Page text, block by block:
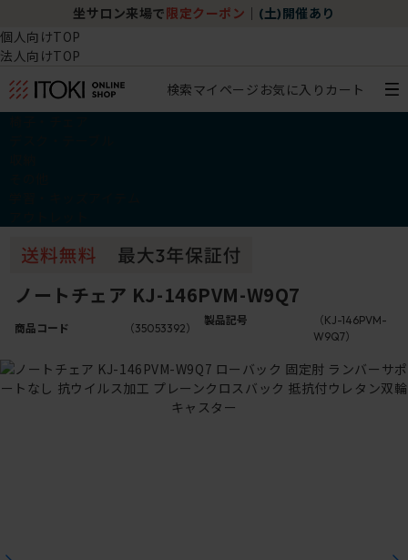
坐サロン来場で 限定クーポン (土)開催あり
個人向けTOP
法人向けTOP
検索マイページ お気に入り カート
ノートチェア KJ-146PVM-W9Q7
商品コード （35053392）
製品記号
（KJ-146PVM-
W9Q7）